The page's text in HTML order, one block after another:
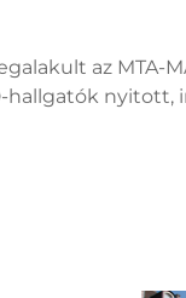
az MTA-
hallgatók